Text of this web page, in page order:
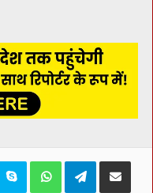
Skype WhatsAppTelegramShare via